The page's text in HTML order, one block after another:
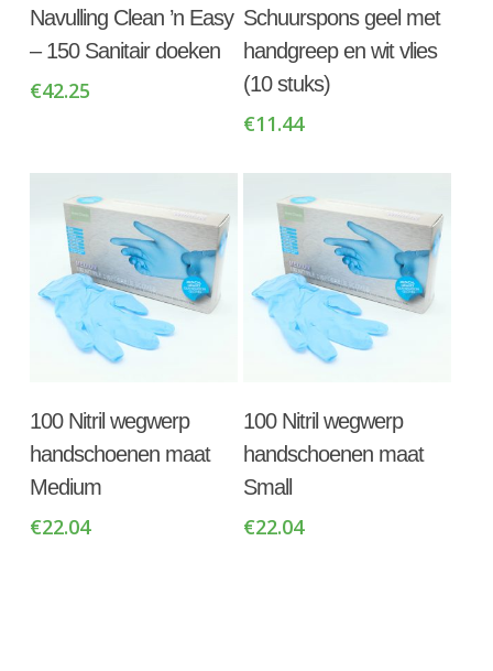
Winkelwagen
Navulling Clean ’n Easy
– 150 Sanitair doeken
€42.25
Winkelwagen
Schuurspons geel met
handgreep en wit vlies
(10 stuks)
€11.44
Winkelwagen
100 Nitril wegwerp
handschoenen maat
Medium
€22.04
Winkelwagen
100 Nitril wegwerp
handschoenen maat
Small
€22.04